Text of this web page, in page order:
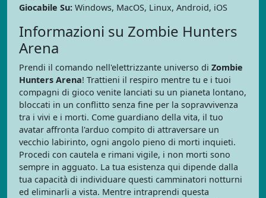
Giocabile Su: Windows, MacOS, Linux, Android, iOS
Informazioni su Zombie Hunters
Arena
Prendi il comando nell'elettrizzante universo di Zombie
Hunters Arena! Trattieni il respiro mentre tu e i tuoi
compagni di gioco venite lanciati su un pianeta lontano,
bloccati in un conflitto senza fine per la sopravvivenza
tra i vivi e i morti. Come guardiano della vita, il tuo
avatar affronta l'arduo compito di attraversare un
vecchio labirinto, ogni angolo pieno di morti inquieti.
Procedi con cautela e rimani vigile, i non morti sono
sempre in agguato. La tua esistenza qui dipende dalla
tua capacità di individuare questi camminatori notturni
ed eliminarli a vista. Mentre intraprendi questa